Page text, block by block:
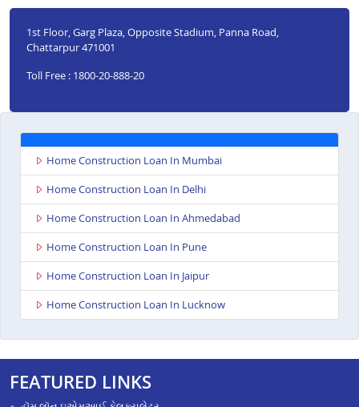
1st Floor, Garg Plaza, Opposite Stadium, Panna Road,
Chattarpur 471001
Toll Free : 1800-20-888-20
Home Construction Loan In Mumbai
Home Construction Loan In Delhi
Home Construction Loan In Ahmedabad
Home Construction Loan In Pune
Home Construction Loan In Jaipur
Home Construction Loan In Lucknow
FEATURED LINKS